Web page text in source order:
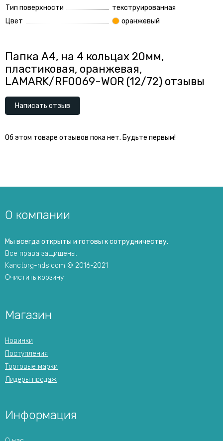
Тип поверхности
текструированная
Цвет
оранжевый
Папка А4, на 4 кольцах 20мм,
пластиковая, оранжевая,
LAMARK/RF0069-WOR (12/72) отзывы
Написать отзыв
Об этом товаре отзывов пока нет. Будьте первым!
О компании
Мы всегда открыты и готовы к сотрудничеству.
Все права защищены.
Kanctorg-nds.com © 2016-2021
Очистить корзину
Магазин
Новинки
Поступления
Торговые марки
Лидеры продаж
Информация